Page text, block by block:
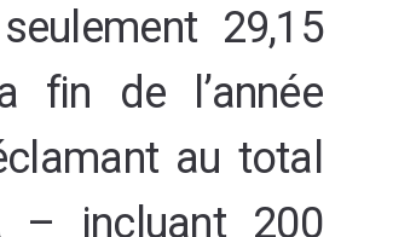
29,15
fin de l’année
au total
– incluant 200